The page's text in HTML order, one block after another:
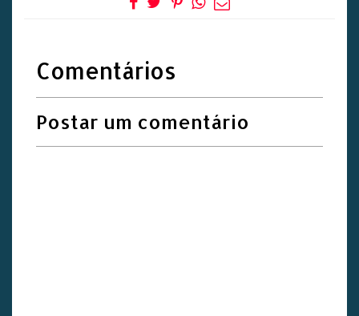
Comentários
Postar um comentário